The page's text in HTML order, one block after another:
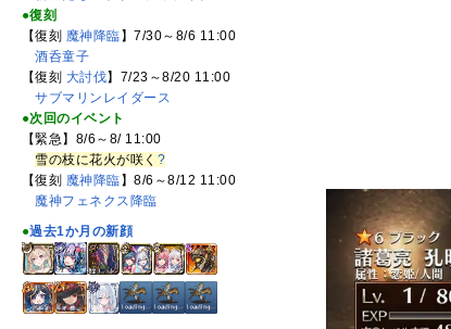
●復刻
【復刻 魔神降臨 】7/30～8/6 11:00
酒呑童子
【復刻 大討伐】7/23～8/20 11:00
サブマリンレイダース
●次回のイベント
【緊急】8/6～8/ 11:00
雪の枝に花火が咲く ?
【復刻 魔神降臨 】8/6～8/12 11:00
魔神フェネクス降臨
●過去1か月の新顔